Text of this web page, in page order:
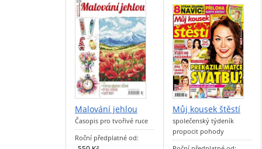
Malování jehlou
Časopis pro tvořivé ruce
Roční předplatné od:
Můj kousek štěstí
společenský týdeník
propocit pohody